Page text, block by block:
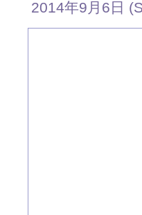
2014年9月6日